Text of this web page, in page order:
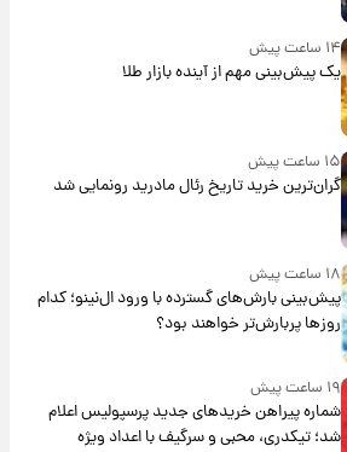
۱۴ ساعت پیش
یک پیش‌بینی مهم از آینده بازار طلا
۱۵ ساعت پیش
گران‌ترین خرید تاریخ رئال مادرید رونمایی شد
۱۸ ساعت پیش
پیش‌بینی بارش‌های گسترده با ورود ال‌نینو؛ کدام
روزها پربارش‌تر خواهند بود؟
۱۹ ساعت پیش
شماره پیراهن خریدهای جدید پرسپولیس اعلام
شد؛ تیکدری، محبی و سرگیف با اعداد ویژه